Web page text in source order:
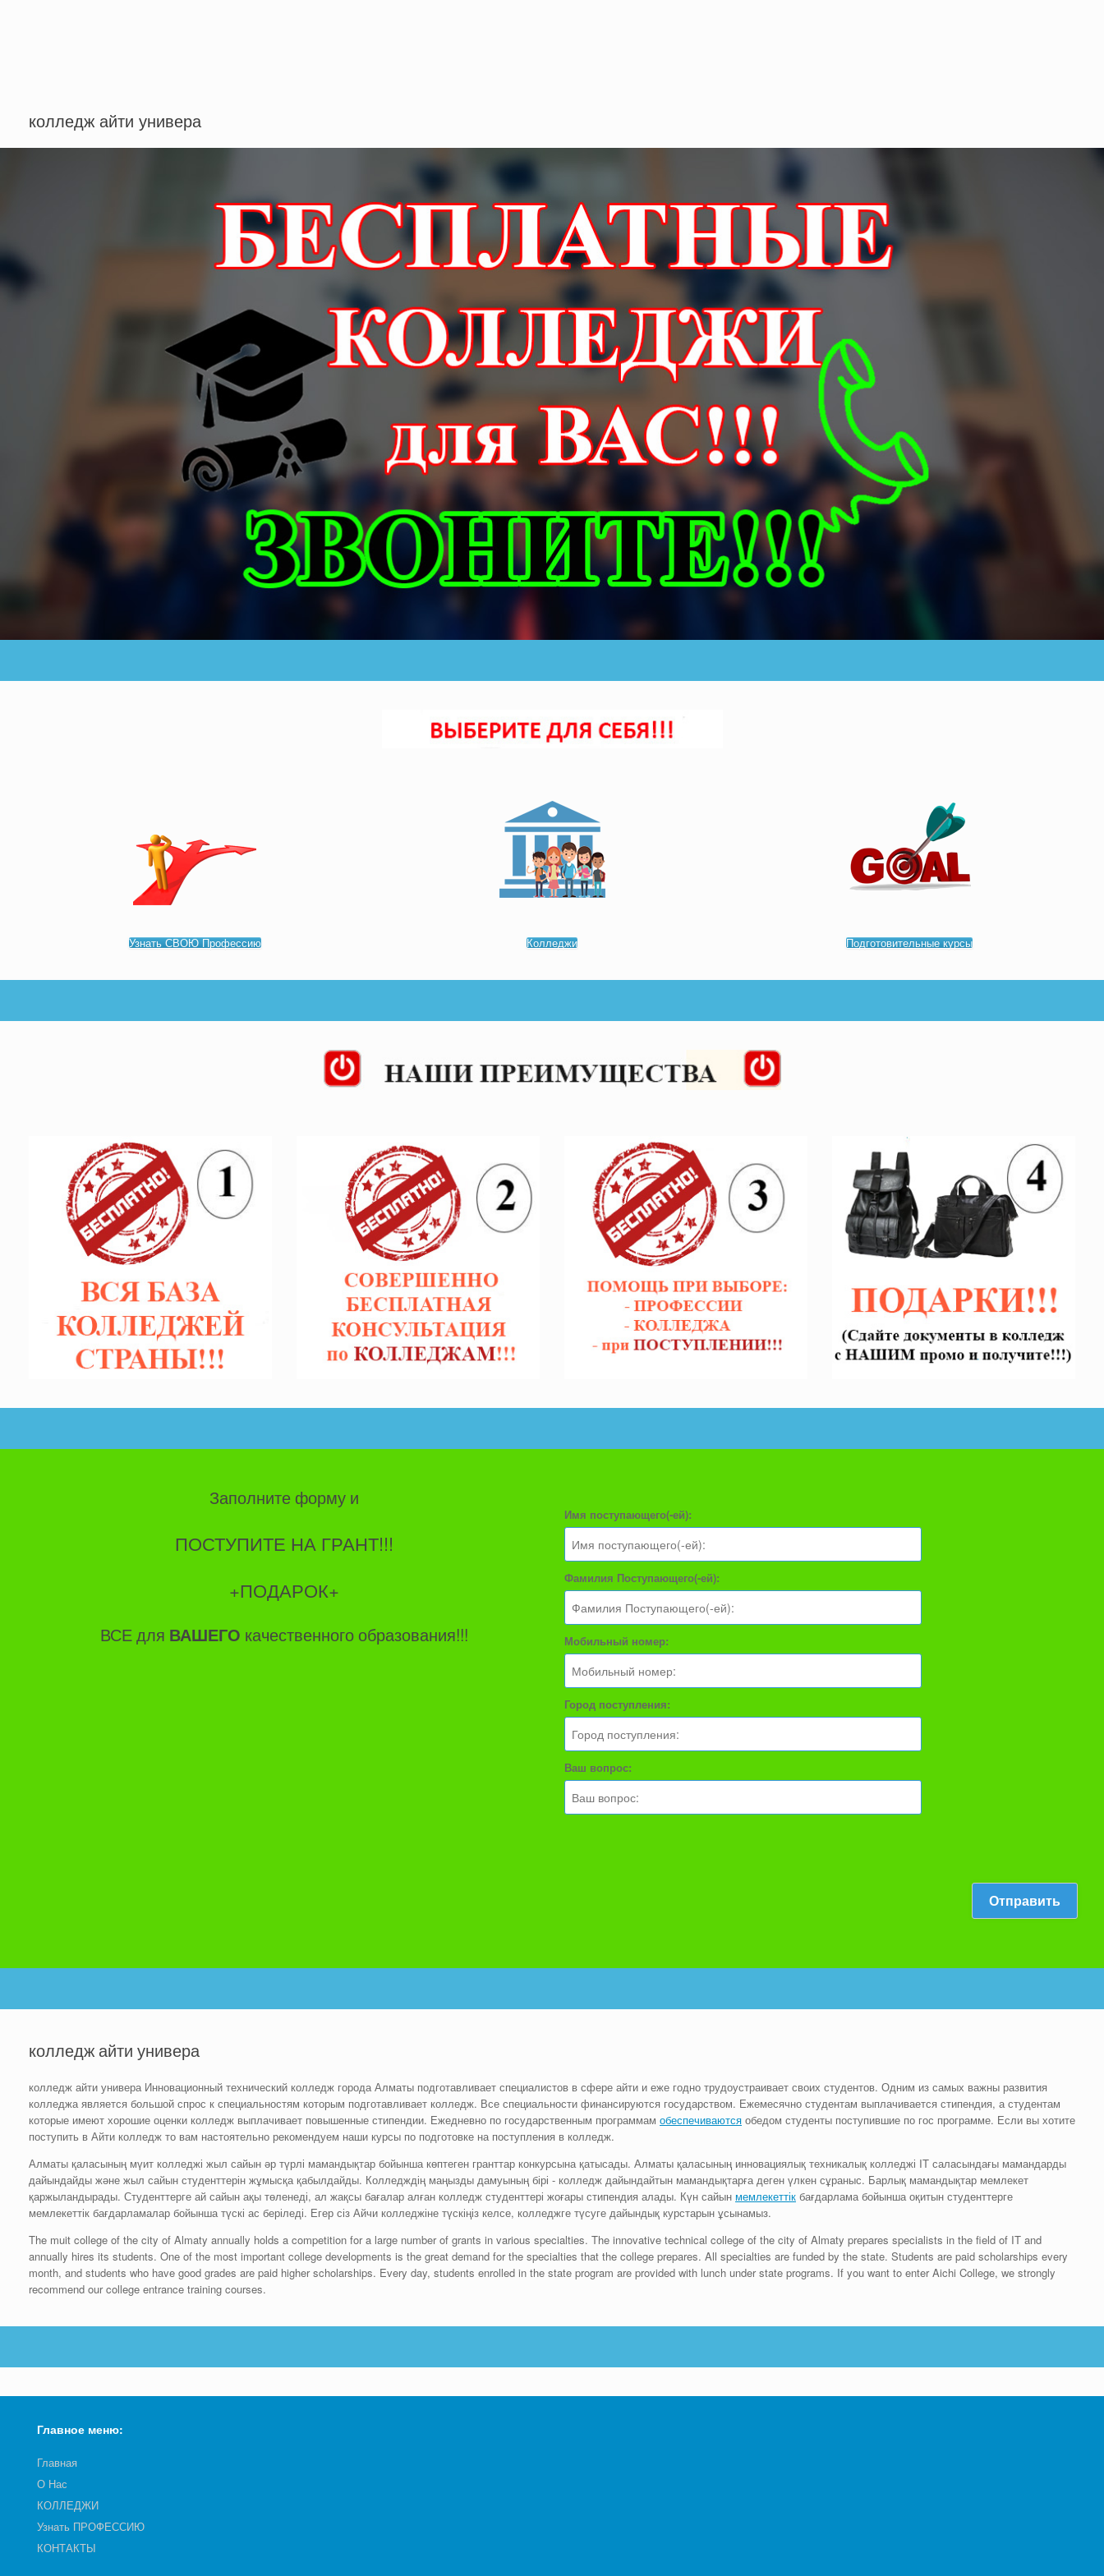
колледж айти универа
Узнать СВОЮ Профессию Колледжи Подготовительные курсы
Заполните форму и
ПОСТУПИТЕ НА ГРАНТ!!!
+ПОДАРОК+
ВСЕ для ВАШЕГО качественного образования!!!
Имя поступающего(-ей):
Фамилия Поступающего(-ей):
Мобильный номер:
Город поступления:
Ваш вопрос:
колледж айти универа
колледж айти универа Инновационный технический колледж города Алматы подготавливает специалистов в сфере айти и еже годно трудоустраивает своих студентов. Одним из самых важны развития
колледжа является большой спрос к специальностям которым подготавливает колледж. Все специальности финансируются государством. Ежемесячно студентам выплачивается стипендия, а студентам
которые имеют хорошие оценки колледж выплачивает повышенные стипендии. Ежедневно по государственным программам обеспечиваются обедом студенты поступившие по гос программе. Если вы хотите
поступить в Айти колледж то вам настоятельно рекомендуем наши курсы по подготовке на поступления в колледж.
Алматы қаласының мүит колледжі жыл сайын әр түрлі мамандықтар бойынша көптеген гранттар конкурсына қатысады. Алматы қаласының инновациялық техникалық колледжі IT саласындағы мамандарды
дайындайды және жыл сайын студенттерін жұмысқа қабылдайды. Колледждің маңызды дамуының бірі - колледж дайындайтын мамандықтарға деген үлкен сұраныс. Барлық мамандықтар мемлекет
қаржыландырады. Студенттерге ай сайын ақы төленеді, ал жақсы бағалар алған колледж студенттері жоғары стипендия алады. Күн сайын мемлекеттік бағдарлама бойынша оқитын студенттерге
мемлекеттік бағдарламалар бойынша түскі ас беріледі. Егер сіз Айчи колледжіне түскіңіз келсе, колледжге түсуге дайындық курстарын ұсынамыз.
The muit college of the city of Almaty annually holds a competition for a large number of grants in various specialties. The innovative technical college of the city of Almaty prepares specialists in the field of IT and
annually hires its students. One of the most important college developments is the great demand for the specialties that the college prepares. All specialties are funded by the state. Students are paid scholarships every
month, and students who have good grades are paid higher scholarships. Every day, students enrolled in the state program are provided with lunch under state programs. If you want to enter Aichi College, we strongly
recommend our college entrance training courses.
Главное меню:
Главная
О Нас
КОЛЛЕДЖИ
Узнать ПРОФЕССИЮ
КОНТАКТЫ